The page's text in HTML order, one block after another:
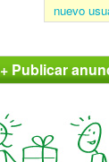
nuevo
+ Publicar